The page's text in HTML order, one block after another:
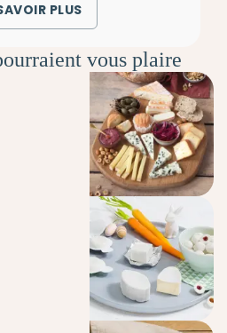
PLUS
vous plaire